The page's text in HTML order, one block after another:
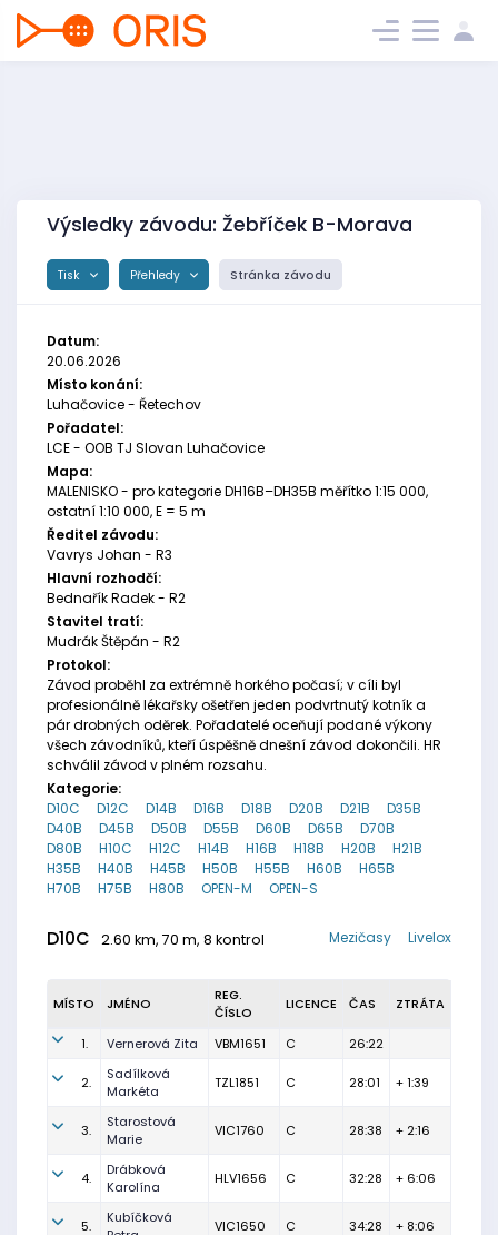
Výsledky závodu: Žebříček B-Morava
Tisk Přehledy Stránka závodu
Datum:
20.06.2026
Místo konání:
Luhačovice - Řetechov
Pořadatel:
LCE - OOB TJ Slovan Luhačovice
Mapa:
MALENISKO - pro kategorie DH16B–DH35B měřítko 1:15 000,
ostatní 1:10 000, E = 5 m
Ředitel závodu:
Vavrys Johan - R3
Hlavní rozhodčí:
Bednařík Radek - R2
Stavitel tratí:
Mudrák Štěpán - R2
Protokol:
Závod proběhl za extrémně horkého počasí; v cíli byl
profesionálně lékařsky ošetřen jeden podvrtnutý kotník a
pár drobných oděrek. Pořadatelé oceňují podané výkony
všech závodníků, kteří úspěšně dnešní závod dokončili. HR
schválil závod v plném rozsahu.
Kategorie:
D10C
D12C D14B D16B D18B D20B D21B
D35B
D40B
D45B D50B D55B D60B D65B
D70B
D80B
H10C H12C H14B H16B H18B H20B
H21B
H35B
H40B H45B H50B H55B H60B
H65B
H70B
H75B H80B OPEN-M OPEN-S
D10C 2.60 km, 70 m, 8 kontrol Livelox
Mezičasy
MÍSTO JMÉNO
REG.
ČÍSLO
LICENCE ČAS ZTRÁTA
1. Vernerová Zita VBM1651 C 26:22
2.
Sadílková
Markéta
TZL1851 C 28:01 + 1:39
3.
Starostová
Marie
VIC1760 C 28:38 + 2:16
4.
Drábková
Karolína
HLV1656 C 32:28 + 6:06
5.
Kubíčková
VIC1650 C 34:28 + 8:06